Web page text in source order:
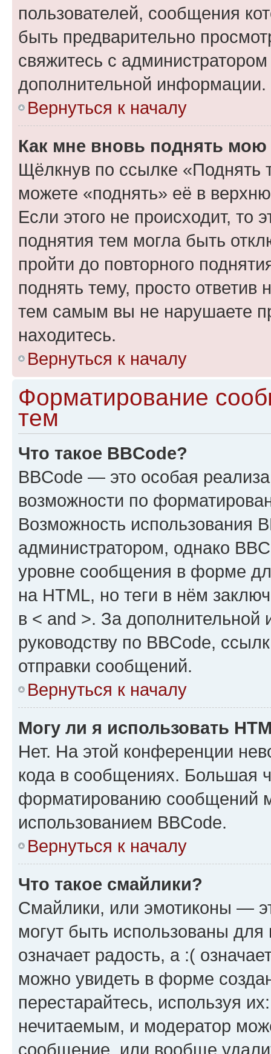
пользователей, сообщения
быть предварительно
свяжитесь с
дополнительной информации.
Вернуться к началу
Как мне вновь поднять мою
Щёлкнув по ссылке «Поднять
можете «поднять» её в
Если этого не происходит, то
поднятия тем могла быть
пройти до повторного
поднять тему, просто ответив
тем самым вы не нарушаете
находитесь.
Вернуться к началу
Форматирование
тем
Что такое BBCode?
BBCode — это особая
возможности по
Возможность использования
администратором, однако
уровне сообщения в форме
на HTML, но теги в нём
в < and >. За
руководству по BBCode,
отправки сообщений.
Вернуться к началу
Могу ли я использовать
Нет. На этой конференции
кода в сообщениях. Большая
форматированию сообщений
использованием BBCode.
Вернуться к началу
Что такое смайлики?
Смайлики, или эмотиконы —
могут быть использованы
означает радость, а :(
можно увидеть в форме
перестарайтесь, используя
нечитаемым, и модератор
сообщение, или вообще